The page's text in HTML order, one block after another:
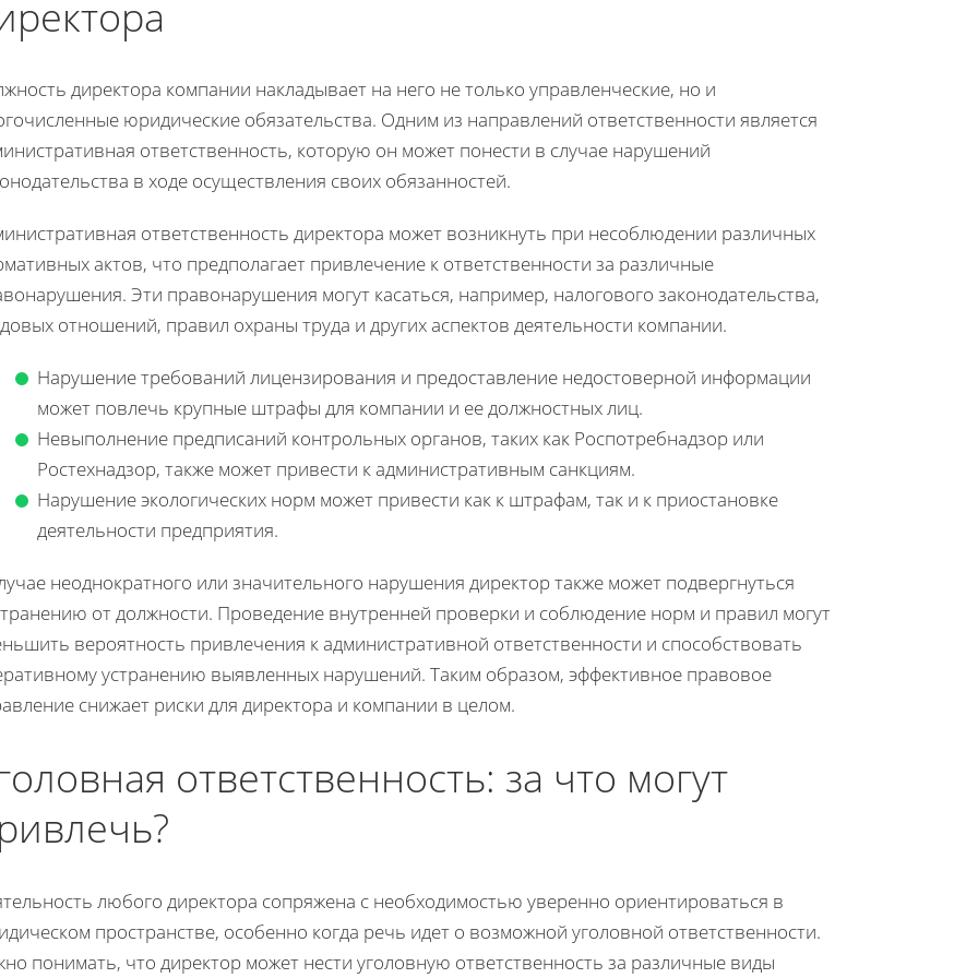
директора компании накладывает на него не только управленческие, но и
юридические обязательства. Одним из направлений ответственности является
ответственность, которую он может понести в случае нарушений
в ходе осуществления своих обязанностей.
ответственность директора может возникнуть при несоблюдении различных
актов, что предполагает привлечение к ответственности за различные
Эти правонарушения могут касаться, например, налогового законодательства,
отношений, правил охраны труда и других аспектов деятельности компании.
Нарушение требований лицензирования и предоставление недостоверной информации
может повлечь крупные штрафы для компании и ее должностных лиц.
Невыполнение предписаний контрольных органов, таких как Роспотребнадзор или
Ростехнадзор, также может привести к административным санкциям.
Нарушение экологических норм может привести как к штрафам, так и к приостановке
деятельности предприятия.
неоднократного или значительного нарушения директор также может подвергнуться
от должности. Проведение внутренней проверки и соблюдение норм и правил могут
вероятность привлечения к административной ответственности и способствовать
устранению выявленных нарушений. Таким образом, эффективное правовое
снижает риски для директора и компании в целом.
ответственность: за что могут
любого директора сопряжена с необходимостью уверенно ориентироваться в
пространстве, особенно когда речь идет о возможной уголовной ответственности.
понимать, что директор может нести уголовную ответственность за различные виды